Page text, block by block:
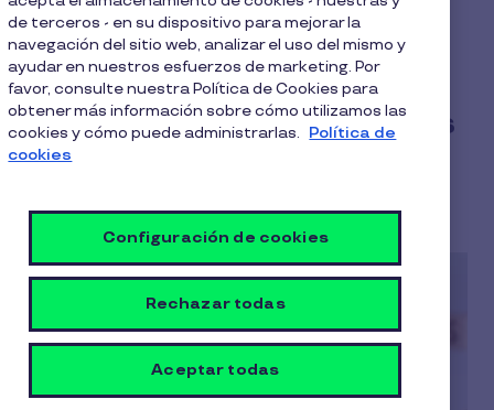
Las 5 habilidades blandas más valoradas en 2025
Las 5 habilidades blandas
más valoradas en 2025
7 Min de Lectura 21 Mayo 2025
de terceros - en su dispositivo para mejorar la
navegación del sitio web, analizar el uso del mismo y
ayudar en nuestros esfuerzos de marketing. Por
favor, consulte nuestra Política de Cookies para
obtener más información sobre cómo utilizamos las
cookies y cómo puede administrarlas. Política de
cookies
Configuración de cookies
Rechazar todas
Aceptar todas